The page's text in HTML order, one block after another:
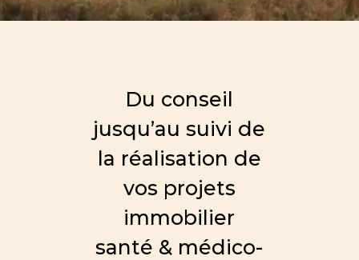
Du conseil
jusqu’au suivi de
la réalisation de
vos projets
immobilier
santé & médico-